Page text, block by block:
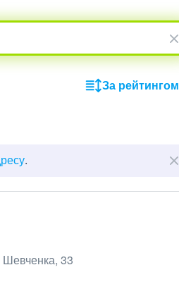
За рейтингом
.
Шевченка, 33